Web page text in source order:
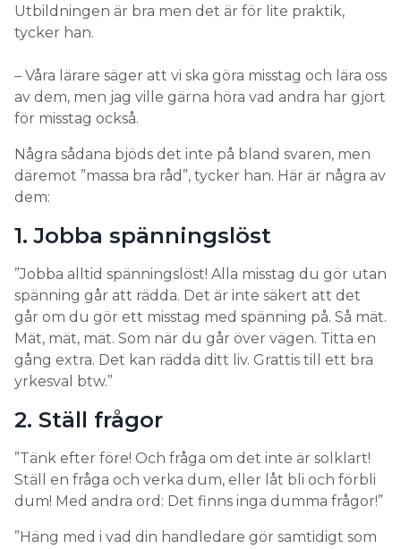
Utbildningen är bra men det är för lite praktik,
tycker han.
– Våra lärare säger att vi ska göra misstag och lära oss
av dem, men jag ville gärna höra vad andra har gjort
för misstag också.
Några sådana bjöds det inte på bland svaren, men
däremot ”massa bra råd”, tycker han. Här är några av
dem:
1. Jobba spänningslöst
”Jobba alltid spänningslöst! Alla misstag du gör utan
spänning går att rädda. Det är inte säkert att det
går om du gör ett misstag med spänning på. Så mät.
Mät, mät, mät. Som när du går över vägen. Titta en
gång extra. Det kan rädda ditt liv. Grattis till ett bra
yrkesval btw.”
2. Ställ frågor
”Tänk efter före! Och fråga om det inte är solklart!
Ställ en fråga och verka dum, eller låt bli och förbli
dum! Med andra ord: Det finns inga dumma frågor!”
”Häng med i vad din handledare gör samtidigt som